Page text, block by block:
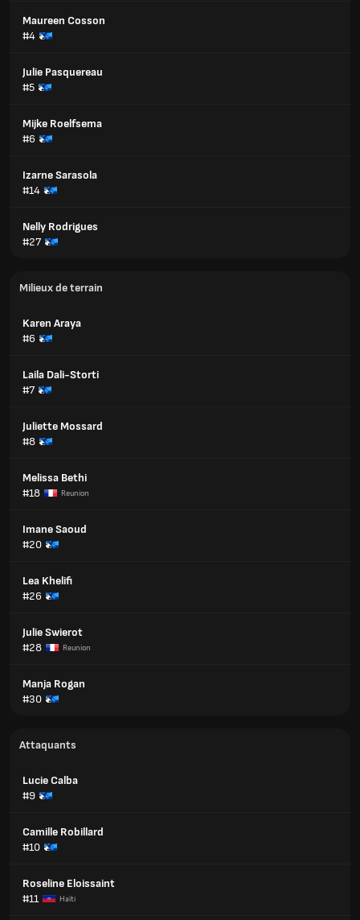
Maureen Cosson
#4
Julie Pasquereau
#5
Mijke Roelfsema
#6
Izarne Sarasola
#14
Nelly Rodrigues
#27
Milieux de terrain
Karen Araya
#6
Laila Dali-Storti
#7
Juliette Mossard
#8
Melissa Bethi
#18
Reunion
Imane Saoud
#20
Lea Khelifi
#26
Julie Swierot
#28
Reunion
Manja Rogan
#30
Attaquants
Lucie Calba
#9
Camille Robillard
#10
Roseline Eloissaint
#11
Haïti